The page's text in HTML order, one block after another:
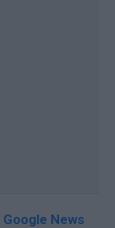
Google News